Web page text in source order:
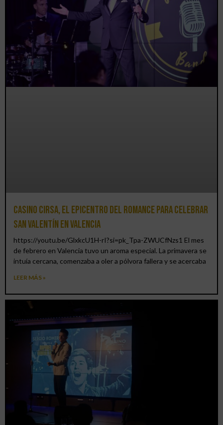
Casino CIRSA, el epicentro del romance para celebrar
San Valentín en Valencia
https://youtu.be/GlxkcU1H-rI?si=pk_Tpa-ZWUCfNzs1 El mes
de febrero en Valencia tuvo un aroma especial. La primavera se
intuía cercana, comenzaba a oler a pólvora fallera y se acercaba
LEER MÁS »